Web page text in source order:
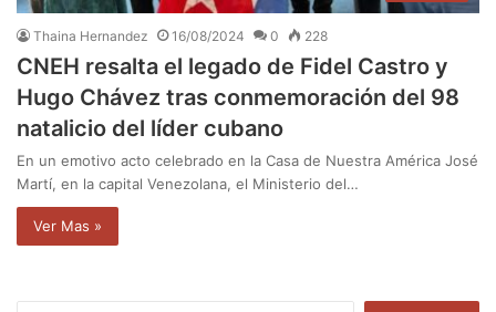
Thaina Hernandez 16/08/2024 0 228
CNEH resalta el legado de Fidel Castro y
Hugo Chávez tras conmemoración del 98
natalicio del líder cubano
En un emotivo acto celebrado en la Casa de Nuestra América José
Martí, en la capital Venezolana, el Ministerio del…
Ver Mas »